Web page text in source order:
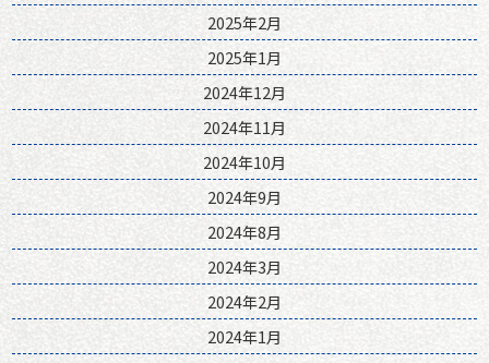
2025年2月
2025年1月
2024年12月
2024年11月
2024年10月
2024年9月
2024年8月
2024年3月
2024年2月
2024年1月